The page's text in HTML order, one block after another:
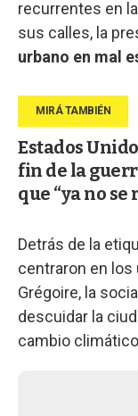
recurrentes en
sus calles, la
urbano en mal
Estados
fin de la
que “ya no se
Detrás de la
centraron en los
Grégoire, la
descuidar la
cambio